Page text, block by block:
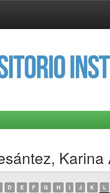
Karina
D E F G H I J K L